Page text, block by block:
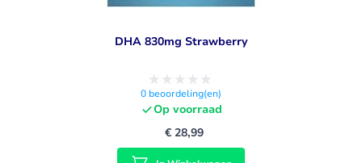
DHA 830mg Strawberry
0 beoordeling(en)
Op voorraad
€ 28,99